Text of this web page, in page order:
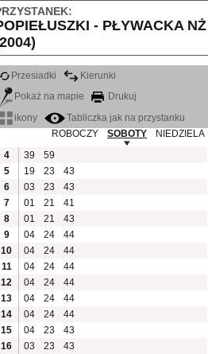
- PŁYWACKA NŻ
Przesiadki
Kierunki
Pokaż na mapie
Drukuj
ikony
Tabliczka jak na przystanku
ROBOCZY
SOBOTY
NIEDZIELA
4
39
59
5
19 23
43
6
03 23
43
7
01 21
41
8
01 21
43
9
04 24
44
10
04 24
44
11
04 24
44
12
04 24
44
13
04 24
44
14
04 24
44
15
04 23
43
16
03 23 43